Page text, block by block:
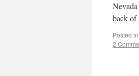
back
Posted in
2